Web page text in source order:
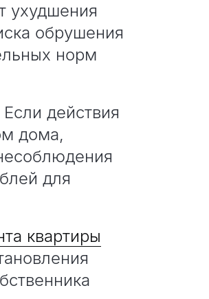
ухудшения
обрушения
норм
действия
дома,
для
квартиры